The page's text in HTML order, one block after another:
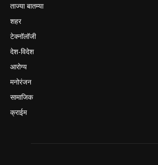
ताज्या बातम्या
शहर
टेक्नॉलॉजी
देश-विदेश
आरोग्य
मनोरंजन
सामाजिक
क्राईम